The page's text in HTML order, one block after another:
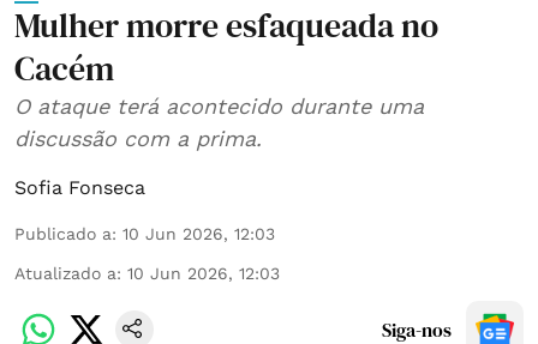
Mulher morre esfaqueada no
Cacém
O ataque terá acontecido durante uma
discussão com a prima.
Sofia Fonseca
Publicado a: 10 Jun 2026, 12:03
Atualizado a: 10 Jun 2026, 12:03
Siga-nos